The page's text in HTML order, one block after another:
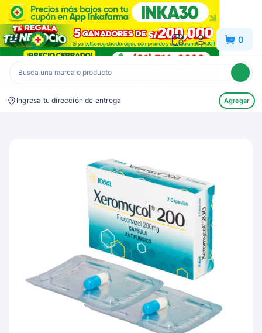
Inkafarma 0
Ingresa tu dirección de entrega Agregar